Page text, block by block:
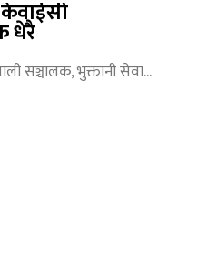
धेरै
सञ्चालक, भुक्तानी सेवा